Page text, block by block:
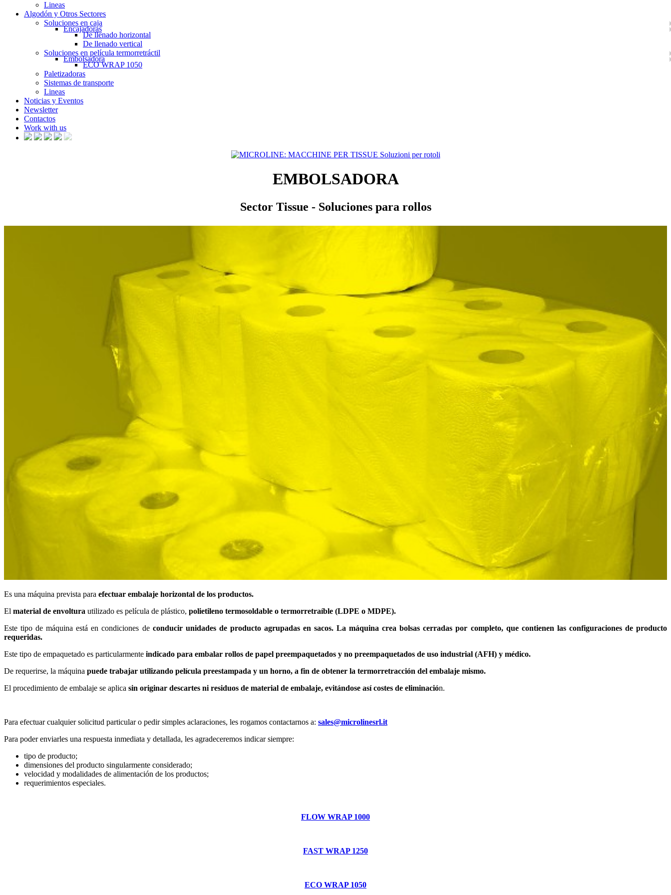
Lineas
Algodón y Otros Sectores
Soluciones en caja
Encajadoras
De llenado horizontal
De llenado vertical
Soluciones en película termorretráctil
Embolsadora
ECO WRAP 1050
Paletizadoras
Sistemas de transporte
Lineas
Noticias y Eventos
Newsletter
Contactos
Work with us
EMBOLSADORA
Sector Tissue - Soluciones para rollos
Es una máquina prevista para efectuar embalaje horizontal de los productos.
El material de envoltura utilizado es película de plástico, polietileno termosoldable o termorretraíble (LDPE o MDPE).
Este tipo de máquina está en condiciones de conducir unidades de producto agrupadas en sacos. La máquina crea bolsas cerradas por completo, que contienen las configuraciones de producto
requeridas.
Este tipo de empaquetado es particularmente indicado para embalar rollos de papel preempaquetados y no preempaquetados de uso industrial (AFH) y médico.
De requerirse, la máquina puede trabajar utilizando película preestampada y un horno, a fin de obtener la termorretracción del embalaje mismo.
El procedimiento de embalaje se aplica sin originar descartes ni residuos de material de embalaje, evitándose así costes de eliminación.
Para efectuar cualquier solicitud particular o pedir simples aclaraciones, les rogamos contactarnos a: sales@microlinesrl.it
Para poder enviarles una respuesta inmediata y detallada, les agradeceremos indicar siempre:
tipo de producto;
dimensiones del producto singularmente considerado;
velocidad y modalidades de alimentación de los productos;
requerimientos especiales.
FLOW WRAP 1000
FAST WRAP 1250
ECO WRAP 1050